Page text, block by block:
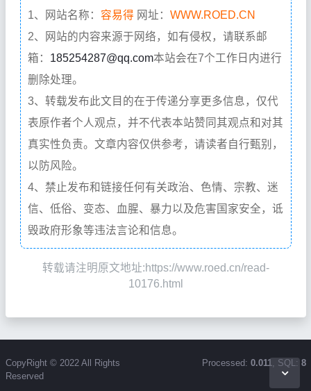
1、网站名称： 容易得 网址： WWW.ROED.CN
2、网站的内容来源于网络，如有侵权，请联系邮
箱： 185254287@qq.com本站会在7个工作日内进行
删除处理。
3、转载发布此文目的在于传递分享更多信息，仅代
表原作者个人观点，并不代表本站赞同其观点和对其
真实性负责。文章内容仅供参考，请读者自行甄别，
以防风险。
4、禁止发布和链接任何有关政治、色情、宗教、迷
信、低俗、变态、血腥、暴力以及危害国家安全，诋
毁政府形象等违法言论和信息。
转载请注明原文地址:https://www.roed.cn/read-
10176.html
CopyRight © 2022 All Rights
Reserved
Processed: 0.011, SQL: 8